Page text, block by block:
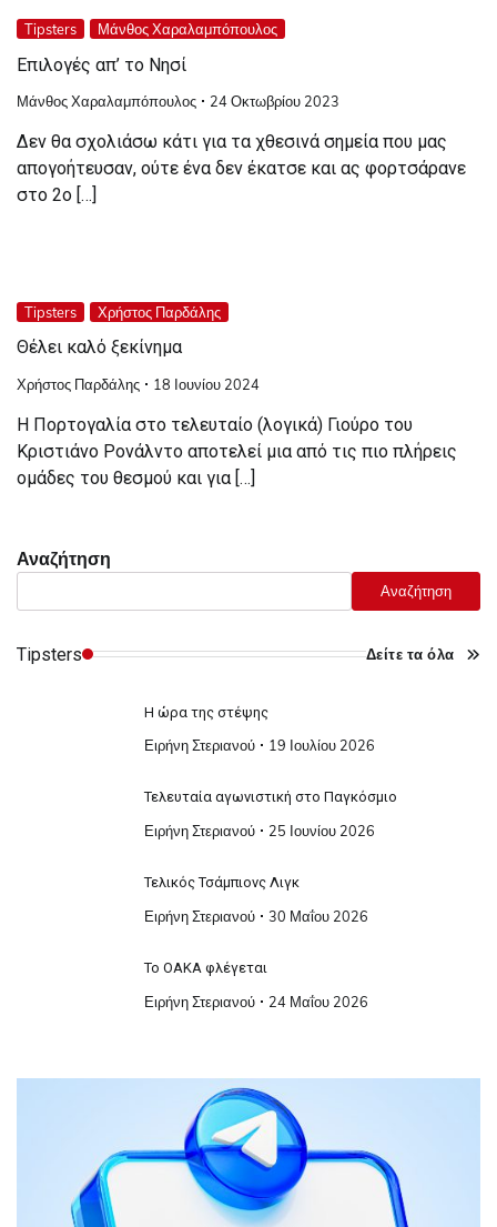
Tipsters Μάνθος Χαραλαμπόπουλος
Επιλογές απ’ το Νησί
Μάνθος Χαραλαμπόπουλος 24 Οκτωβρίου 2023
Δεν θα σχολιάσω κάτι για τα χθεσινά σημεία που μας
απογοήτευσαν, ούτε ένα δεν έκατσε και ας φορτσάρανε
στο 2ο […]
Tipsters Χρήστος Παρδάλης
Θέλει καλό ξεκίνημα
Χρήστος Παρδάλης 18 Ιουνίου 2024
Η Πορτογαλία στο τελευταίο (λογικά) Γιούρο του
Κριστιάνο Ρονάλντο αποτελεί μια από τις πιο πλήρεις
ομάδες του θεσμού και για […]
Αναζήτηση
Αναζήτηση
Tipsters Δείτε τα όλα
Η ώρα της στέψης
Ειρήνη Στεριανού 19 Ιουλίου 2026
Τελευταία αγωνιστική στο Παγκόσμιο
Ειρήνη Στεριανού 25 Ιουνίου 2026
Τελικός Τσάμπιονς Λιγκ
Ειρήνη Στεριανού 30 Μαΐου 2026
Το ΟΑΚΑ φλέγεται
Ειρήνη Στεριανού 24 Μαΐου 2026